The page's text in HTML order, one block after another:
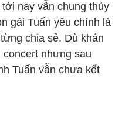
nay vẫn chung thủy
gái Tuấn yêu chính là
chia sẻ. Dù khán
nhưng sau
Tuấn vẫn chưa kết